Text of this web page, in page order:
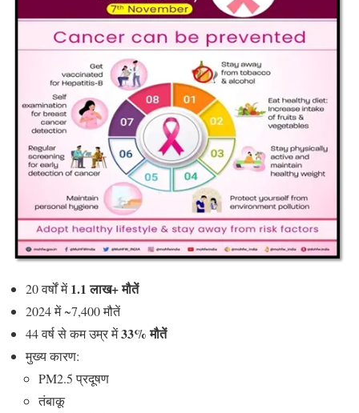
20 वर्षों में1.1 लाख+ मौतें
2024 में ~7,400 मौतें
44 वर्ष से कम उम्र में33% मौतें
मुख्य कारण:
PM2.5 प्रदूषण
तंबाकू